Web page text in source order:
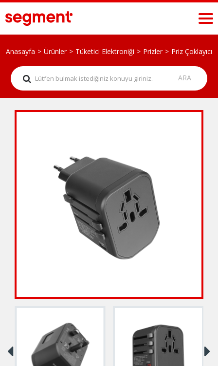
Anasayfa Ürünler Tüketici Elektroniği Prizler Priz Çoklayıcı